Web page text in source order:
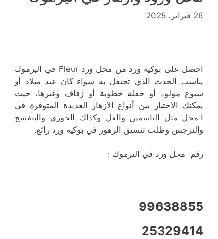
26 فبراير، 2025
احصل على بوكيه ورد من محل ورد Fleur في اليرموك
يناسب الحدث الذي تحتفل به سواء كان عيد ميلاد أو
سبوع مولود أو حفلة خطوبة أو زفاف وغيرها، حيث
يمكنك الاختيار بين أنواع الأزهار العديدة المتوفرة في
المحل مثل الياسمين والفل وكذلك الجوري والبنفسج
والنرجس وطلب تنسيق الزهور في بوكيه ورد رائع.
رقم محل ورد في اليرموك :
99638855
25329414